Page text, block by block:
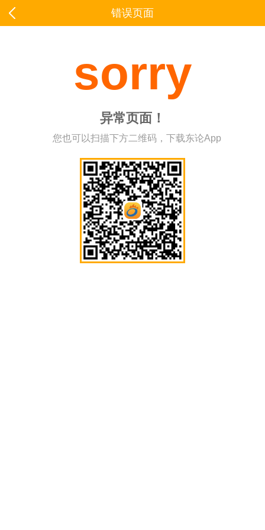
错误页面
sorry
异常页面！
您也可以扫描下方二维码，下载东论App